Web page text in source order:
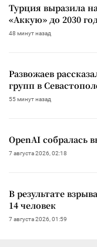
Турция выразила
«Аккую» до 2030
48 минут назад
Развожаев
групп в
55 минут назад
OpenAI собралась
7 августа 2026, 02:18
В результате
14 человек
7 августа 2026, 01:59